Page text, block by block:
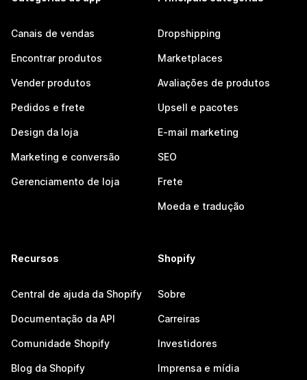
Canais de vendas
Encontrar produtos
Vender produtos
Pedidos e frete
Design da loja
Marketing e conversão
Gerenciamento de loja
Dropshipping
Marketplaces
Avaliações de produtos
Upsell e pacotes
E-mail marketing
SEO
Frete
Moeda e tradução
Recursos
Central de ajuda da Shopify
Documentação da API
Comunidade Shopify
Blog da Shopify
Shopify
Sobre
Carreiras
Investidores
Imprensa e mídia